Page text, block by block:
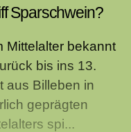
Sparschwein?
Mittelalter bekannt
bis ins 13.
aus Billeben in
geprägten
spi...